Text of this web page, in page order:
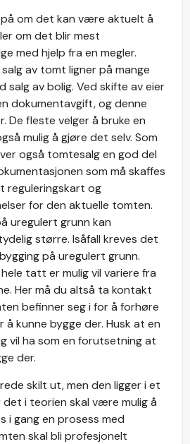
på om det kan være aktuelt å
om det blir mest
med hjelp fra en megler.
av tomt ligner på mange
salg av bolig. Ved skifte av eier
dokumentavgift, og denne
De fleste velger å bruke en
mulig å gjøre det selv. Som
også tomtesalg en god del
som må skaffes
reguleringskart og
for den aktuelle tomten.
uregulert grunn kan
større. Isåfall kreves det
på uregulert grunn.
tatt er mulig vil variere fra
Her må du altså ta kontakt
befinner seg i for å forhøre
kunne bygge der. Husk at en
vil ha som en forutsetning at
der.
skilt ut, men den ligger i et
i teorien skal være mulig å
i gang en prosess med
skal bli profesjonelt